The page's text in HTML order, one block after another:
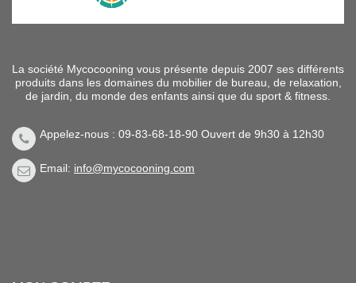
La société Mycocooning vous présente depuis 2007 ses différents
produits dans les domaines du mobilier de bureau, de relaxation,
de jardin, du monde des enfants ainsi que du sport & fitness.
Appelez-nous : 09-83-68-18-90 Ouvert de 9h30 à 12h30
Email: info@mycocooning.com